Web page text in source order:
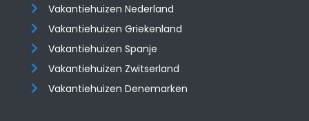
Vakantiehuizen Nederland
Vakantiehuizen Griekenland
Vakantiehuizen Spanje
​​​​​​​Vakantiehuizen Zwitserland
Vakantiehuizen Denemarken